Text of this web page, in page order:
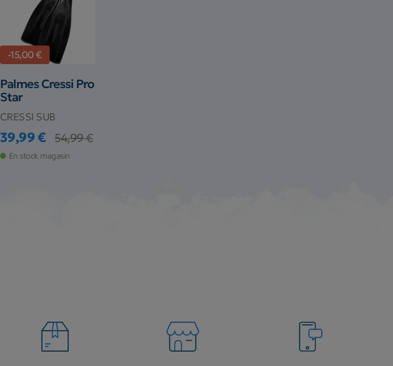
-15,00 €
Palmes Cressi Pro
Star
CRESSI SUB
Prix
39,99 €
Prix de base
54,99 €
En stock magasin